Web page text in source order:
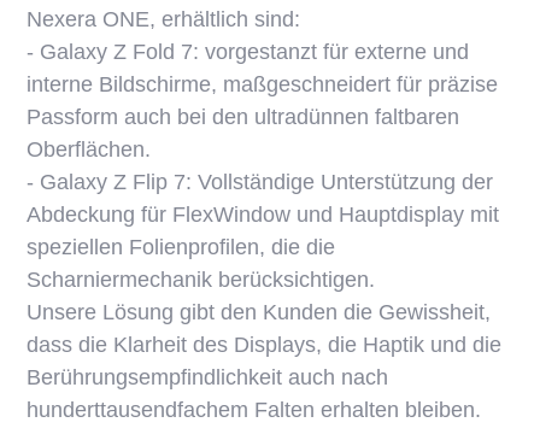
Nexera ONE, erhältlich sind:
- Galaxy Z Fold 7: vorgestanzt für externe und
interne Bildschirme, maßgeschneidert für präzise
Passform auch bei den ultradünnen faltbaren
Oberflächen.
- Galaxy Z Flip 7: Vollständige Unterstützung der
Abdeckung für FlexWindow und Hauptdisplay mit
speziellen Folienprofilen, die die
Scharniermechanik berücksichtigen.
Unsere Lösung gibt den Kunden die Gewissheit,
dass die Klarheit des Displays, die Haptik und die
Berührungsempfindlichkeit auch nach
hunderttausendfachem Falten erhalten bleiben.